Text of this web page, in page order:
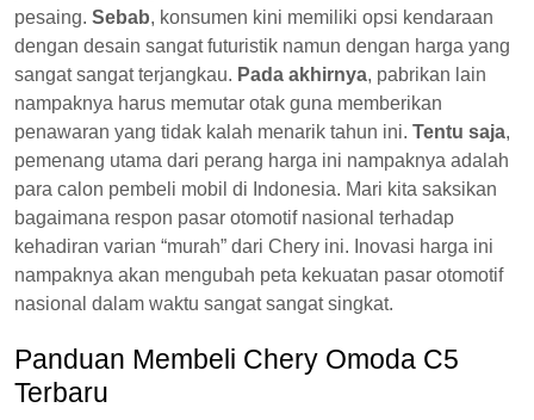
pesaing. Sebab, konsumen kini memiliki opsi kendaraan
dengan desain sangat futuristik namun dengan harga yang
sangat sangat terjangkau. Pada akhirnya, pabrikan lain
nampaknya harus memutar otak guna memberikan
penawaran yang tidak kalah menarik tahun ini. Tentu saja,
pemenang utama dari perang harga ini nampaknya adalah
para calon pembeli mobil di Indonesia. Mari kita saksikan
bagaimana respon pasar otomotif nasional terhadap
kehadiran varian “murah” dari Chery ini. Inovasi harga ini
nampaknya akan mengubah peta kekuatan pasar otomotif
nasional dalam waktu sangat sangat singkat.
Panduan Membeli Chery Omoda C5
Terbaru